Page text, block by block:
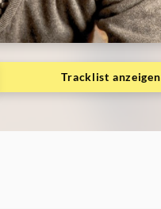
Tracklist anzeigen